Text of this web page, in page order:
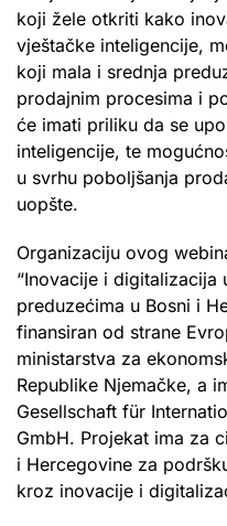
koji žele otkriti kako
vještačke inteligencije,
koji mala i srednja
prodajnim procesima i
će imati priliku da se
inteligencije, te
u svrhu poboljšanja
uopšte.
Organizaciju ovog
“Inovacije i digitalizacija
preduzećima u Bosni i
finansiran od strane
ministarstva za
Republike Njemačke, a
Gesellschaft für
GmbH. Projekat ima za
i Hercegovine za
kroz inovacije i